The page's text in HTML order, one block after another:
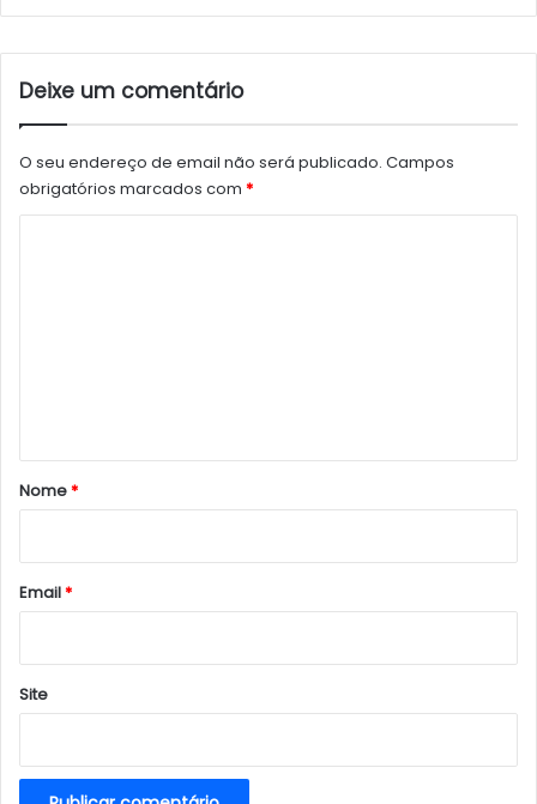
Deixe um comentário
O seu endereço de email não será publicado. Campos
obrigatórios marcados com *
r
*
Nome*
Email*
Site